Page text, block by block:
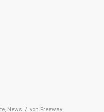
, News / von Freeway